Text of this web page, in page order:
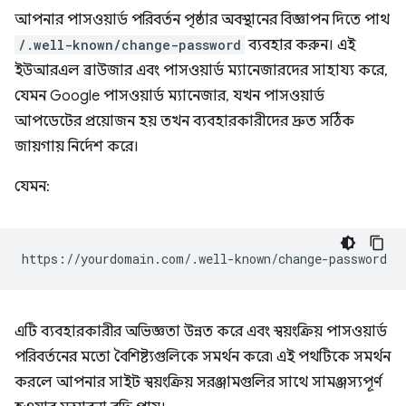
আপনার পাসওয়ার্ড পরিবর্তন পৃষ্ঠার অবস্থানের বিজ্ঞাপন দিতে পাথ
/.well-known/change-password ব্যবহার করুন। এই
ইউআরএল ব্রাউজার এবং পাসওয়ার্ড ম্যানেজারদের সাহায্য করে,
যেমন Google পাসওয়ার্ড ম্যানেজার, যখন পাসওয়ার্ড
আপডেটের প্রয়োজন হয় তখন ব্যবহারকারীদের দ্রুত সঠিক
জায়গায় নির্দেশ করে।
যেমন:
এটি ব্যবহারকারীর অভিজ্ঞতা উন্নত করে এবং স্বয়ংক্রিয় পাসওয়ার্ড
পরিবর্তনের মতো বৈশিষ্ট্যগুলিকে সমর্থন করে৷ এই পথটিকে সমর্থন
করলে আপনার সাইট স্বয়ংক্রিয় সরঞ্জামগুলির সাথে সামঞ্জস্যপূর্ণ